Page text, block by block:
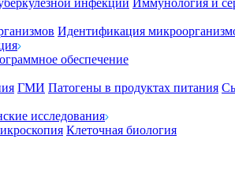
инфекции Иммунология и
Идентификация
обеспечение
ГМИ Патогены в продуктах питания
исследования
Клеточная биология